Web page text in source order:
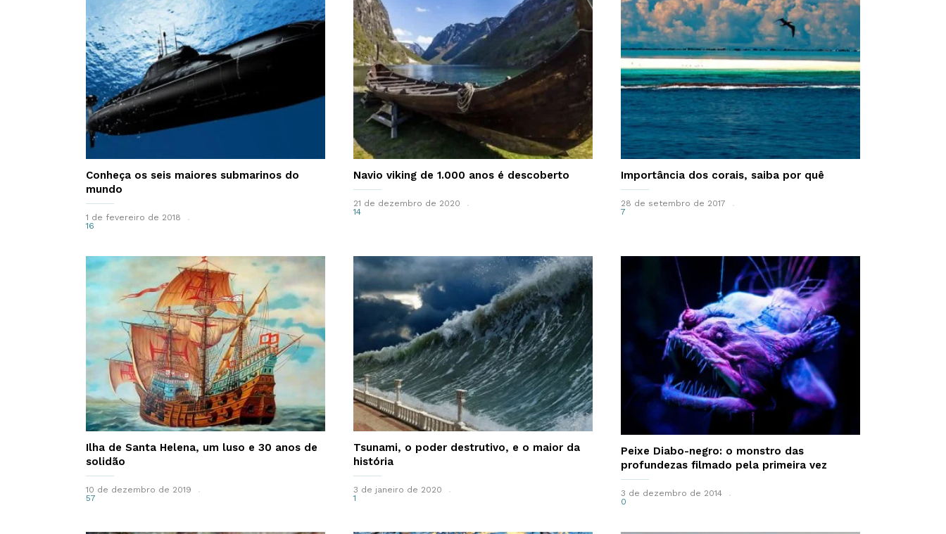
Conheça os seis maiores submarinos do
mundo
1 de fevereiro de 2018
16
Navio viking de 1.000 anos é descoberto
21 de dezembro de 2020
14
Importância dos corais, saiba por quê
28 de setembro de 2017
7
Ilha de Santa Helena, um luso e 30 anos de
solidão
10 de dezembro de 2019
57
Tsunami, o poder destrutivo, e o maior da
história
3 de janeiro de 2020
1
Peixe Diabo-negro: o monstro das
profundezas filmado pela primeira vez
3 de dezembro de 2014
0